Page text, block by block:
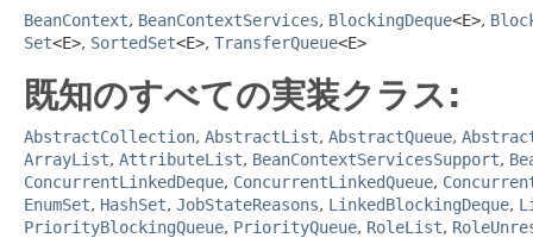
BeanContext, BeanContextServices, BlockingDeque<E>,
Set<E>, SortedSet<E>, TransferQueue<E>
既知のすべての実装クラス:
AbstractCollection, AbstractList, AbstractQueue,
ArrayList, AttributeList, BeanContextServicesSupport,
ConcurrentLinkedDeque, ConcurrentLinkedQueue,
EnumSet, HashSet, JobStateReasons, LinkedBlockingDeque,
PriorityBlockingQueue, PriorityQueue, RoleList,